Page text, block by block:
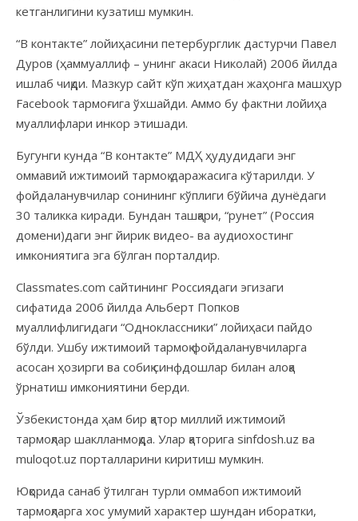
кетганлигини кузатиш мумкин.
“В контакте” лойиҳасини петербурглик дастурчи Павел
Дуров (ҳаммуаллиф – унинг акаси Николай) 2006 йилда
ишлаб чиқди. Мазкур сайт кўп жиҳатдан жаҳонга машҳур
Facebook тармоғига ўхшайди. Аммо бу фактни лойиҳа
муаллифлари инкор этишади.
Бугунги кунда “В контакте” МДҲ ҳудудидаги энг
оммавий ижтимоий тармоқ даражасига кўтарилди. У
фойдаланувчилар сонининг кўплиги бўйича дунёдаги
30 таликка киради. Бундан ташқари, “рунет” (Россия
домени)даги энг йирик видео- ва аудиохостинг
имкониятига эга бўлган порталдир.
Classmates.com сайтининг Россиядаги эгизаги
сифатида 2006 йилда Альберт Попков
муаллифлигидаги “Одноклассники” лойиҳаси пайдо
бўлди. Ушбу ижтимоий тармоқ фойдаланувчиларга
асосан ҳозирги ва собиқ синфдошлар билан алоқа
ўрнатиш имкониятини берди.
Ўзбекистонда ҳам бир қатор миллий ижтимоий
тармоқлар шаклланмоқда. Улар қаторига sinfdosh.uz ва
muloqot.uz порталларини киритиш мумкин.
Юқорида санаб ўтилган турли оммабоп ижтимоий
тармоқларга хос умумий характер шундан иборатки,